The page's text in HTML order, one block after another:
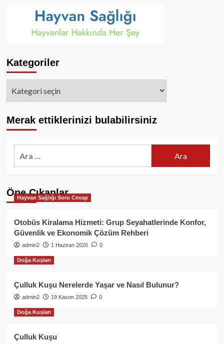
Kategoriler
Merak ettiklerinizi bulabilirsiniz
Öne Çıkanlar
Hayvan Sağlığı Soru Cevap
Otobüs Kiralama Hizmeti: Grup Seyahatlerinde Konfor,
Güvenlik ve Ekonomik Çözüm Rehberi
admin2 1 Haziran 2026 0
Doğa Kuşları
Çulluk Kuşu Nerelerde Yaşar ve Nasıl Bulunur?
admin2 19 Kasım 2025 0
Doğa Kuşları
Çulluk Kuşu